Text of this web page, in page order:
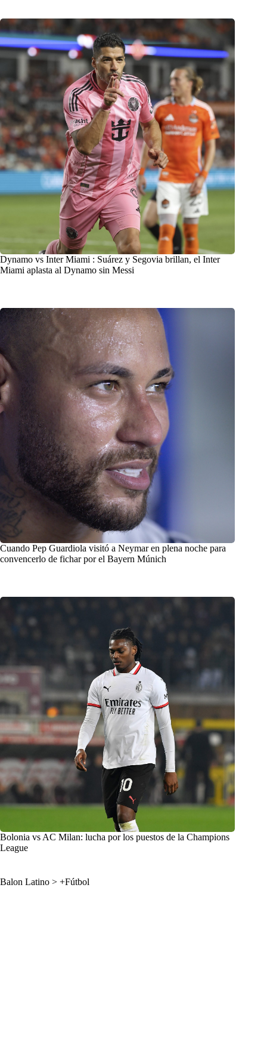
Dynamo vs Inter Miami : Suárez y Segovia brillan, el Inter
Miami aplasta al Dynamo sin Messi
Cuando Pep Guardiola visitó a Neymar en plena noche para
convencerlo de fichar por el Bayern Múnich
Bolonia vs AC Milan: lucha por los puestos de la Champions
League
Balon Latino > +Fútbol